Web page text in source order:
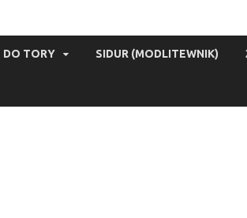
DO TORY SIDUR (MODLITEWNIK)